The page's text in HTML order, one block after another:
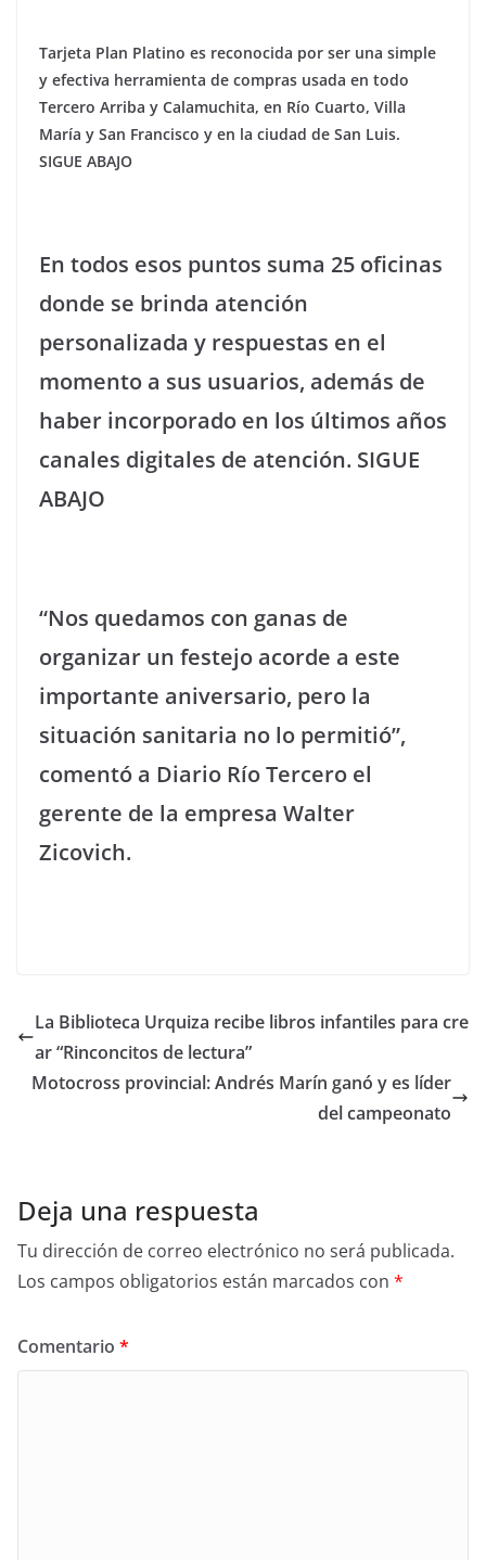
Tarjeta Plan Platino es reconocida por ser una simple
y efectiva herramienta de compras usada en todo
Tercero Arriba y Calamuchita, en Río Cuarto, Villa
María y San Francisco y en la ciudad de San Luis.
SIGUE ABAJO
En todos esos puntos suma 25 oficinas
donde se brinda atención
personalizada y respuestas en el
momento a sus usuarios, además de
haber incorporado en los últimos años
canales digitales de atención. SIGUE
ABAJO
“Nos quedamos con ganas de
organizar un festejo acorde a este
importante aniversario, pero la
situación sanitaria no lo permitió”,
comentó a Diario Río Tercero el
gerente de la empresa Walter
Zicovich.
La Biblioteca Urquiza recibe libros infantiles para cre
ar “Rinconcitos de lectura”
Motocross provincial: Andrés Marín ganó y es líder
del campeonato
Deja una respuesta
Tu dirección de correo electrónico no será publicada.
Los campos obligatorios están marcados con *
Comentario *